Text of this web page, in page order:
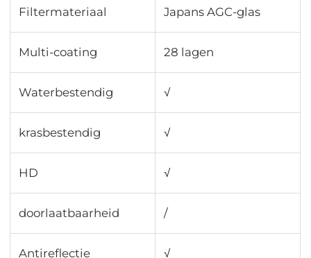
Filtermateriaal Japans AGC-glas
Multi-coating 28 lagen
Waterbestendig √
krasbestendig √
HD √
doorlaatbaarheid ∕
Antireflectie √